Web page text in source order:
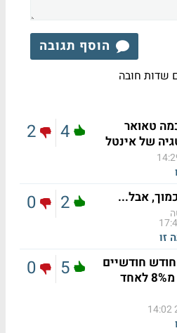
הוסף תגובה
שדות חובה
טאואר
של אינטל
4
2
אבל...
זו
2
0
חודשיים
העליה התמתנה מ8% לאחד
5
0